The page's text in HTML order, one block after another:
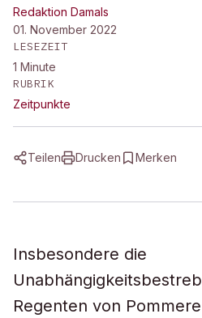
Redaktion Damals
01. November 2022
LESEZEIT
1 Minute
RUBRIK
Zeitpunkte
Teilen Drucken Merken
Insbesondere die
Regenten von